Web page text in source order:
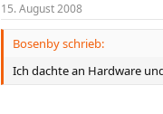
15. August 2008
Bosenby schrieb:
Ich dachte an Hardware